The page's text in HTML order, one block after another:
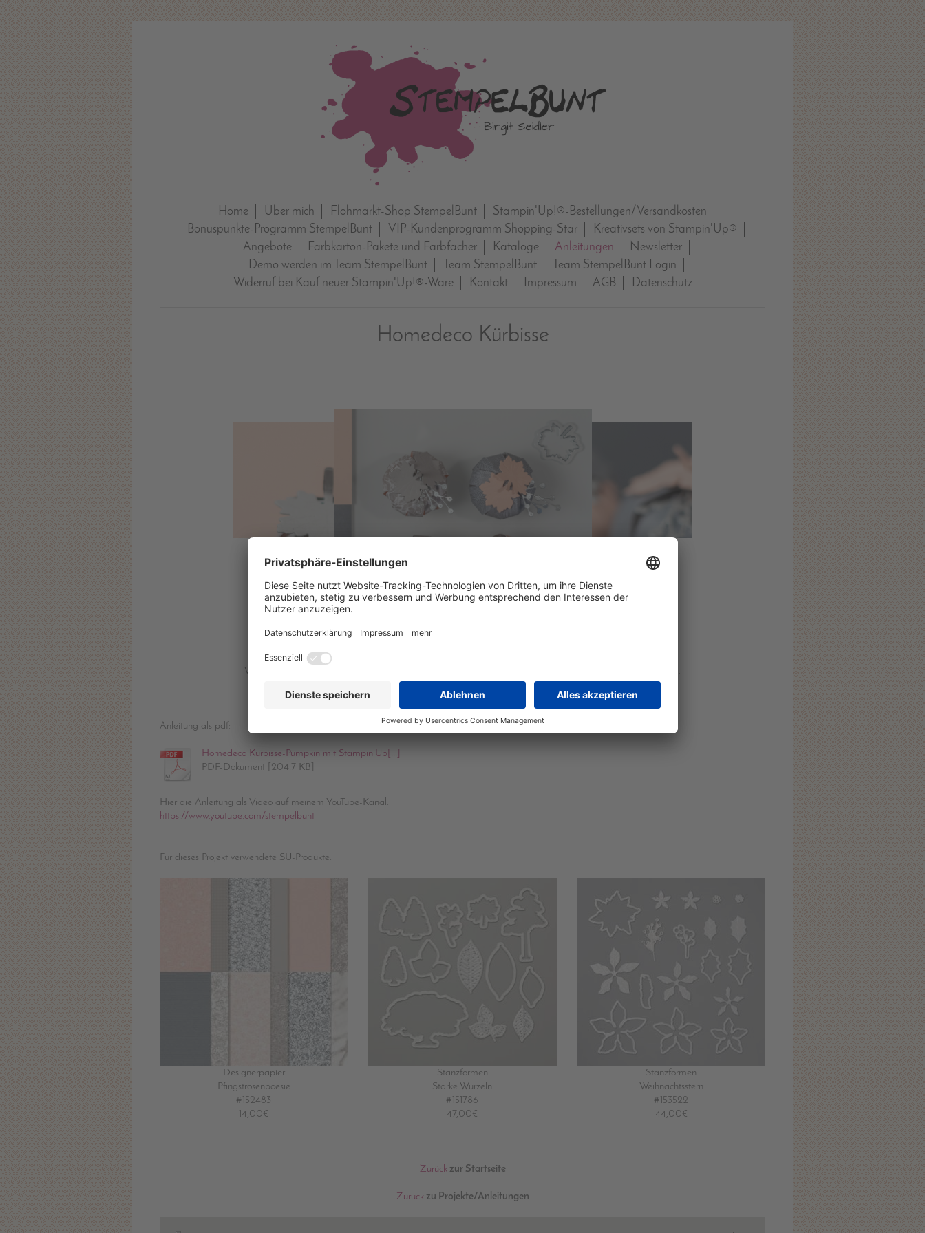
Home Über mich Flohmarkt-Shop StempelBunt
Stampin'Up!®-Bestellungen/Versandkosten
Bonuspunkte-Programm StempelBunt
VIP-Kundenprogramm Shopping-Star
Kreativsets von Stampin'Up®
Angebote
Farbkarton-Pakete und Farbfächer Kataloge Anleitungen
Newsletter
Demo werden im Team StempelBunt
Team StempelBunt
Team StempelBunt Login
Widerruf bei Kauf neuer Stampin'Up!®-Ware
Kontakt Impressum AGB Datenschutz
Homedeco Kürbisse
Diese hübsche Homedeco in Form von Kürbissen findet Verwendung als Tischdeko,
auch als Goodie für die herbstliche Kaffeetafel ( innen ist Platz für eine Praline)
Wem das Verschließen der Kürbisse von innen zu schwierig ist, kann sie selbstverständlich auch nach außen schließen.
Anleitung als pdf:
Homedeco Kürbisse-Pumpkin mit Stampin'Up[...]
PDF-Dokument [204.7 KB]
Hier die Anleitung als Video auf meinem YouTube-Kanal:
https://www.youtube.com/stempelbunt
Für dieses Projekt verwendete SU-Produkte:
Designerpapier
Pfingstrosenpoesie
#152483
14,00€
Stanzformen
Starke Wurzeln
#151786
47,00€
Stanzformen
Weihnachtsstern
#153522
44,00€
Zurückzur Startseite
Zurückzu Projekte/Anleitungen